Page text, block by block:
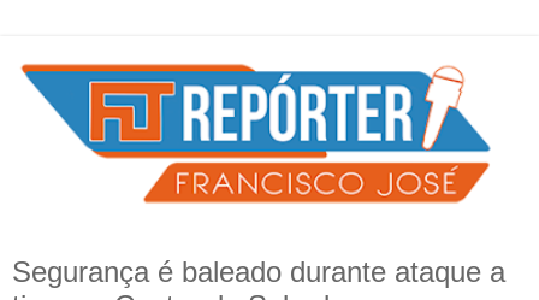
Segurança é baleado durante ataque a